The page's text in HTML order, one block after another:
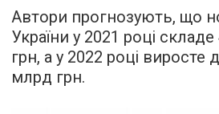
Автори прогнозують, що
України у 2021 році
грн, а у 2022 році виросте
млрд грн.